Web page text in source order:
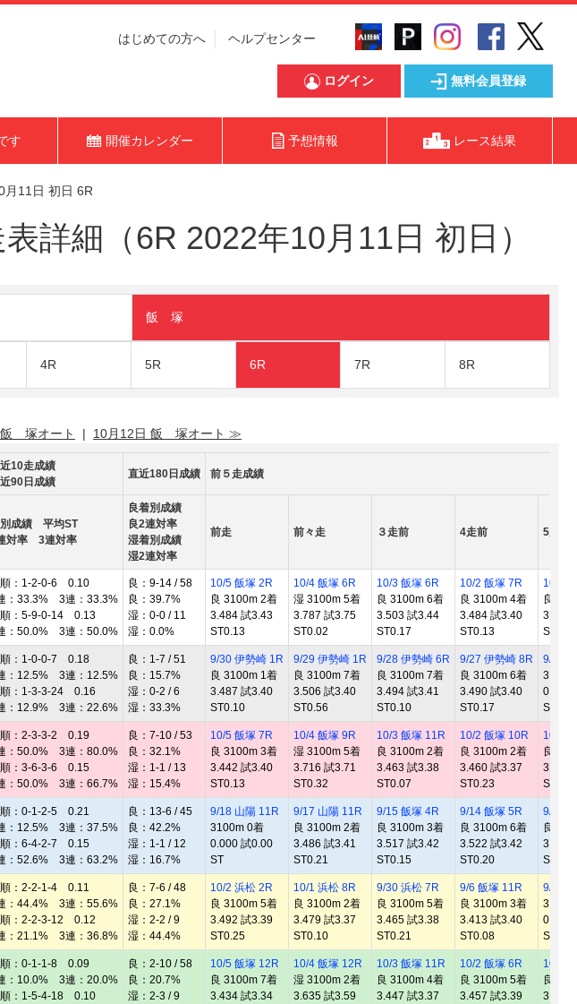
はじめての方へ ヘルプセンター
ログイン 無料会員登録
す 開催カレンダー 予想情報 レース結果
月11日 初日 6R
詳細（6R 2022年10月11日 初日）
飯 塚
4R 5R 6R 7R 8R
塚オート | 10月12日 飯 塚オート ≫
10走成績
90日成績
直近180日成績 前５走成績
成績 平均ST
対率 3連対率
良着別成績
良2連対率
湿着別成績
湿2連対率
前走 前々走 ３走前 4走前 5走前
：1-2-0-6 0.10
：33.3% 3連：33.3%
：5-9-0-14 0.13
：50.0% 3連：50.0%
良：9-14 / 58
良：39.7%
湿：0-0 / 11
湿：0.0%
10/5 飯塚 2R
良 3100m 2着
3.484 試3.43
ST0.13
10/4 飯塚 6R
湿 3100m 5着
3.787 試3.75
ST0.02
10/3 飯塚 6R
良 3100m 6着
3.503 試3.44
ST0.17
10/2 飯塚 7R
良 3100m 4着
3.484 試3.40
ST0.13
10/1
良
3.465
ST0.12
：1-0-0-7 0.18
：12.5% 3連：12.5%
：1-3-3-24 0.16
：12.9% 3連：22.6%
良：1-7 / 51
良：15.7%
湿：0-2 / 6
湿：33.3%
9/30 伊勢崎 1R
良 3100m 1着
3.487 試3.40
ST0.10
9/29 伊勢崎 1R
良 3100m 7着
3.506 試3.40
ST0.56
9/28 伊勢崎 6R
良 3100m 7着
3.494 試3.41
ST0.10
9/27 伊勢崎 8R
良 3100m 6着
3.490 試3.40
ST0.17
9/22
0.000
ST
：2-3-3-2 0.19
：50.0% 3連：80.0%
：3-6-3-6 0.15
：50.0% 3連：66.7%
良：7-10 / 53
良：32.1%
湿：1-1 / 13
湿：15.4%
10/5 飯塚 7R
良 3100m 3着
3.442 試3.40
ST0.13
10/4 飯塚 9R
湿 3100m 5着
3.716 試3.71
ST0.32
10/3 飯塚 11R
良 3100m 2着
3.463 試3.38
ST0.07
10/2 飯塚 10R
良 3100m 2着
3.460 試3.37
ST0.23
10/1
良
3.473
ST0.16
：0-1-2-5 0.21
：12.5% 3連：37.5%
：6-4-2-7 0.15
：52.6% 3連：63.2%
良：13-6 / 45
良：42.2%
湿：1-1 / 12
湿：16.7%
9/18 山陽 11R
3100m 0着
0.000 試0.00
ST
9/17 山陽 11R
良 3100m 2着
3.486 試3.41
ST0.21
9/15 飯塚 4R
良 3100m 3着
3.517 試3.42
ST0.15
9/14 飯塚 5R
良 3100m 6着
3.522 試3.42
ST0.20
9/13
良
3.500
ST0.23
：2-2-1-4 0.11
：44.4% 3連：55.6%
：2-2-3-12 0.12
：21.1% 3連：36.8%
良：7-6 / 48
良：27.1%
湿：2-2 / 9
湿：44.4%
10/2 浜松 2R
良 3100m 5着
3.492 試3.39
ST0.25
10/1 浜松 8R
良 3100m 2着
3.479 試3.37
ST0.10
9/30 浜松 7R
良 3100m 5着
3.465 試3.38
ST0.21
9/6 飯塚 11R
良 3100m 3着
3.413 試3.40
ST0.08
9/5 飯
0.000
ST
：0-1-1-8 0.09
：10.0% 3連：20.0%
：1-5-4-18 0.10
良：2-10 / 58
良：20.7%
湿：2-3 / 9
10/5 飯塚 12R
良 3100m 7着
3.434 試3.34
10/4 飯塚 12R
湿 3100m 2着
3.635 試3.59
10/3 飯塚 11R
良 3100m 4着
3.447 試3.37
10/2 飯塚 6R
良 3100m 5着
3.457 試3.39
10/1
良
3.478